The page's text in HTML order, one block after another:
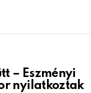
– Eszményi
nyilatkoztak